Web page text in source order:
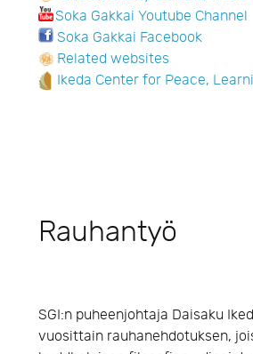
Soka Gakkai Youtube Channel
Soka Gakkai Facebook
Related websites
Ikeda Center for Peace,
Rauhantyö
SGI:n puheenjohtaja Daisaku
vuosittain rauhanehdotuksen,